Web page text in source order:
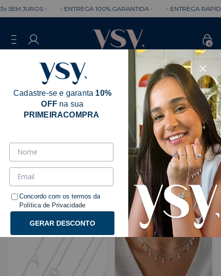
- - ENTREGA 100% GARANTIDA - - ENTREGA RÁPIDA - -
0
Influencers
Filtrar
Cadastre-se e garanta 10%
OFF na sua
PRIMEIRACOMPRA
Concordo com os termos da
Política de Privacidade
GERAR DESCONTO